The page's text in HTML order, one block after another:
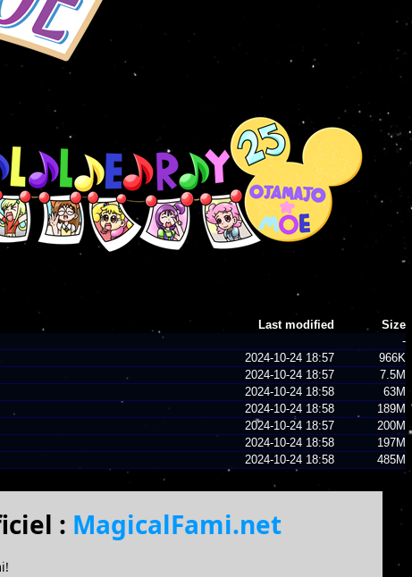
Last modified
Size
-
2024-10-24 18:57
966K
2024-10-24 18:57
7.5M
2024-10-24 18:58
63M
2024-10-24 18:58
189M
2024-10-24 18:57
200M
2024-10-24 18:58
197M
2024-10-24 18:58 485M
: MagicalFami.net